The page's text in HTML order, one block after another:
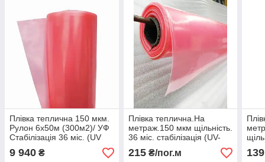
Плівка теплична 150 мкм.
Рулон 6x50м (300м2)/ УФ
Стабілізація 36 міс. (UV
6%) "Shadow"
9 940 ₴
Плівка теплична.На
метраж.150 мкм щільність.
36 міс. стабілізація (UV-
6%). Щільна. Shadow
215₴/пог.м
міс.
139